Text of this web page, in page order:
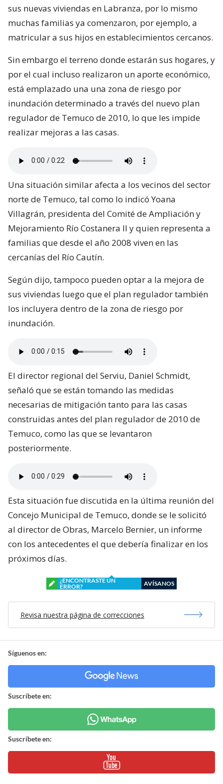
sus nuevas viviendas en Labranza, por lo mismo
muchas familias ya comenzaron, por ejemplo, a
matricular a sus hijos en establecimientos cercanos.
Sin embargo el terreno donde estarán sus hogares, y
por el cual incluso realizaron un aporte económico,
está emplazado una una zona de riesgo por
inundación determinado a través del nuevo plan
regulador de Temuco de 2010, lo que les impide
realizar mejoras a las casas.
Una situación similar afecta a los vecinos del sector
norte de Temuco, tal como lo indicó Yoana
Villagrán, presidenta del Comité de Ampliación y
Mejoramiento Río Costanera II y quien representa a
familias que desde el año 2008 viven en las
cercanías del Río Cautín.
Según dijo, tampoco pueden optar a la mejora de
sus viviendas luego que el plan regulador también
los incluyera dentro de la zona de riesgo por
inundación.
El director regional del Serviu, Daniel Schmidt,
señaló que se están tomando las medidas
necesarias de mitigación tanto para las casas
construidas antes del plan regulador de 2010 de
Temuco, como las que se levantaron
posteriormente.
Esta situación fue discutida en la última reunión del
Concejo Municipal de Temuco, donde se le solicitó
al director de Obras, Marcelo Bernier, un informe
con los antecedentes el que debería finalizar en los
próximos días.
¿ENCONTRASTE UN
ERROR?
AVÍSANOS
Revisa nuestra página de correcciones
Síguenos en:
Suscríbete en:
Suscríbete en: